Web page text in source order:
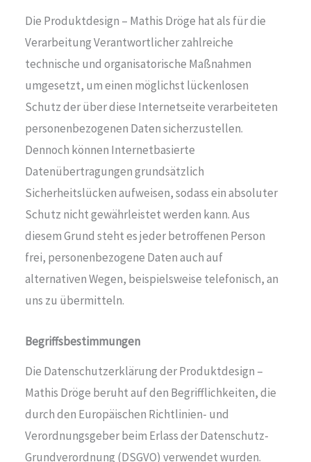
Die Produktdesign – Mathis Dröge hat als für die
Verarbeitung Verantwortlicher zahlreiche
technische und organisatorische Maßnahmen
umgesetzt, um einen möglichst lückenlosen
Schutz der über diese Internetseite verarbeiteten
personenbezogenen Daten sicherzustellen.
Dennoch können Internetbasierte
Datenübertragungen grundsätzlich
Sicherheitslücken aufweisen, sodass ein absoluter
Schutz nicht gewährleistet werden kann. Aus
diesem Grund steht es jeder betroffenen Person
frei, personenbezogene Daten auch auf
alternativen Wegen, beispielsweise telefonisch, an
uns zu übermitteln.
Begriffsbestimmungen
Die Datenschutzerklärung der Produktdesign –
Mathis Dröge beruht auf den Begrifflichkeiten, die
durch den Europäischen Richtlinien- und
Verordnungsgeber beim Erlass der Datenschutz-
Grundverordnung (DSGVO) verwendet wurden.